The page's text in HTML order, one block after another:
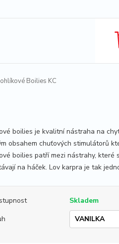
Boilies KC
boilies je kvalitní nástraha na
obsahem chuťových stimulátorů
boilies patří mezi nástrahy, které
na háček. Lov karpra je tak
Skladem